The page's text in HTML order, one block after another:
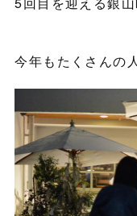
今年もたくさんの